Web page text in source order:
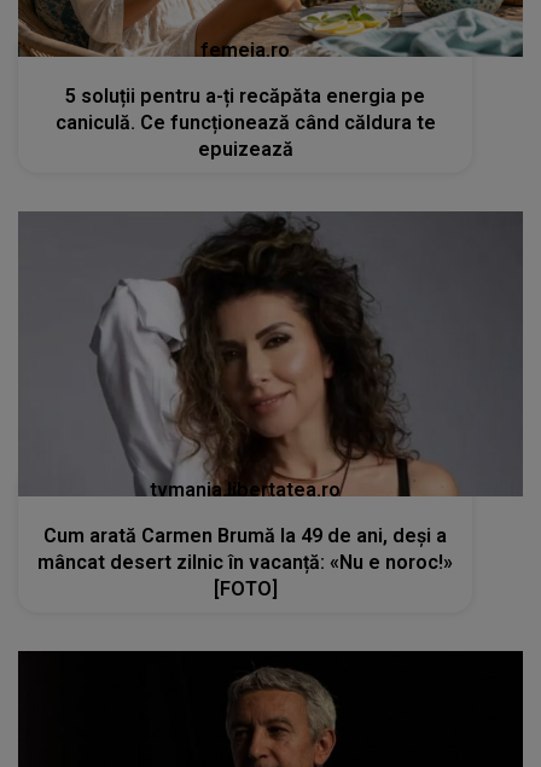
femeia.ro
5 soluții pentru a-ți recăpăta energia pe
caniculă. Ce funcționează când căldura te
epuizează
tvmania.libertatea.ro
Cum arată Carmen Brumă la 49 de ani, deși a
mâncat desert zilnic în vacanță: «Nu e noroc!»
[FOTO]